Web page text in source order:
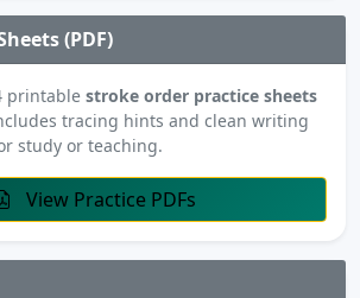
(PDF)
printable stroke order practice sheets
tracing hints and clean writing
study or teaching.
View Practice PDFs